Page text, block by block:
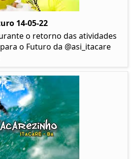
14-05-22
o retorno das atividades
o Futuro da @asi_itacare